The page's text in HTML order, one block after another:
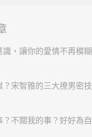
識，讓你的愛情不再模糊
？宋智雅的三大撩男密技
？不關我的事？好好為自